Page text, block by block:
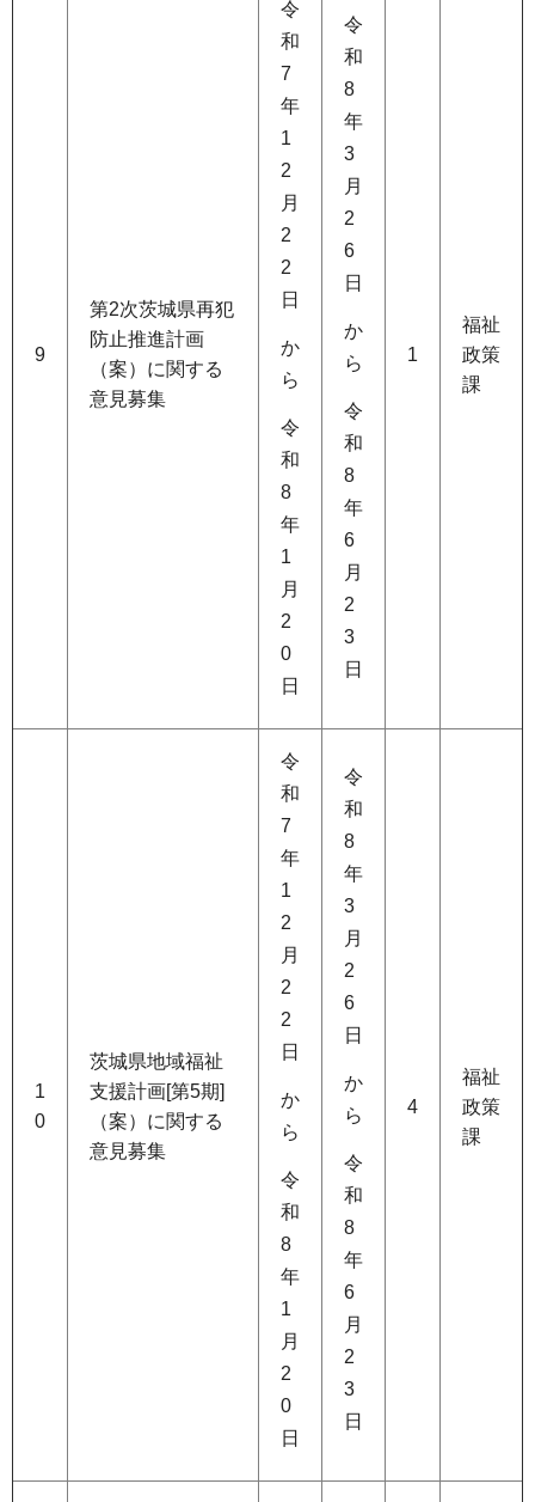
9
第2次茨城県再犯
防止推進計画
（案）に関する
意見募集
令
和
7
年
1
2
月
2
2
日
か
ら
令
和
8
年
1
月
2
0
日
令
和
8
年
3
月
2
6
日
か
ら
令
和
8
年
6
月
2
3
日
1
福祉
政策
課
1
0
茨城県地域福祉
支援計画[第5期]
（案）に関する
意見募集
令
和
7
年
1
2
月
2
2
日
か
ら
令
和
8
年
1
月
2
0
日
令
和
8
年
3
月
2
6
日
か
ら
令
和
8
年
6
月
2
3
日
4
福祉
政策
課